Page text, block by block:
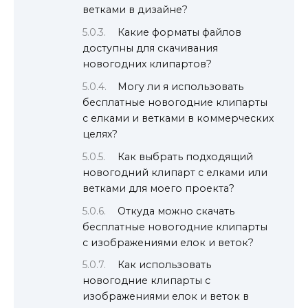
ветками в дизайне?
Какие форматы файлов
доступны для скачивания
новогодних клипартов?
Могу ли я использовать
бесплатные новогодние клипарты
с елками и ветками в коммерческих
целях?
Как выбрать подходящий
новогодний клипарт с елками или
ветками для моего проекта?
Откуда можно скачать
бесплатные новогодние клипарты
с изображениями елок и веток?
Как использовать
новогодние клипарты с
изображениями елок и веток в